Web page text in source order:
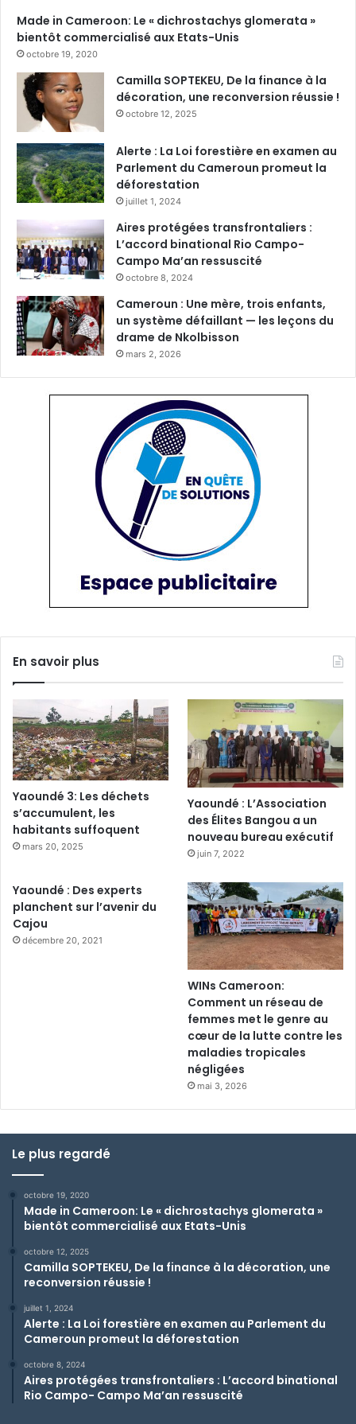
Made in Cameroon: Le « dichrostachys glomerata »
bientôt commercialisé aux Etats-Unis
octobre 19, 2020
Camilla SOPTEKEU, De la finance à la
décoration, une reconversion réussie !
octobre 12, 2025
Alerte : La Loi forestière en examen au
Parlement du Cameroun promeut la
déforestation
juillet 1, 2024
Aires protégées transfrontaliers :
L’accord binational Rio Campo-
Campo Ma’an ressuscité
octobre 8, 2024
Cameroun : Une mère, trois enfants,
un système défaillant — les leçons du
drame de Nkolbisson
mars 2, 2026
En savoir plus
Yaoundé 3: Les déchets
s’accumulent, les
habitants suffoquent
mars 20, 2025
Yaoundé : L’Association
des Élites Bangou a un
nouveau bureau exécutif
juin 7, 2022
Yaoundé : Des experts
planchent sur l’avenir du
Cajou
décembre 20, 2021
WINs Cameroon:
Comment un réseau de
femmes met le genre au
cœur de la lutte contre les
maladies tropicales
négligées
mai 3, 2026
Le plus regardé
octobre 19, 2020
Made in Cameroon: Le « dichrostachys glomerata »
bientôt commercialisé aux Etats-Unis
octobre 12, 2025
Camilla SOPTEKEU, De la finance à la décoration, une
reconversion réussie !
juillet 1, 2024
Alerte : La Loi forestière en examen au Parlement du
Cameroun promeut la déforestation
octobre 8, 2024
Aires protégées transfrontaliers : L’accord binational
Rio Campo- Campo Ma’an ressuscité